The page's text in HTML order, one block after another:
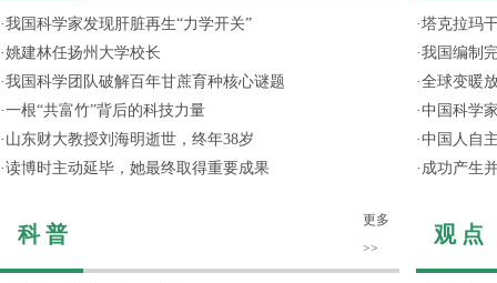
·我国科学家发现肝脏再生“力学开关”
·姚建林任扬州大学校长
·我国科学团队破解百年甘蔗育种核心谜题
·一根“共富竹”背后的科技力量
· 山东财大教授刘海明逝世，终年38岁
·读博时主动延毕，她最终取得重要成果
科 普
更多
>>
·塔克拉玛
·我国编制
·全球变暖
·中国科学
·中国人自
· 成功产生
观 点